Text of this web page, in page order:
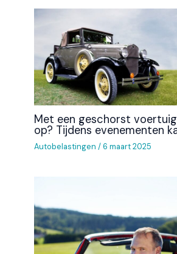
Met een geschorst
op? Tijdens evenementen
Autobelastingen /6 maart 2025